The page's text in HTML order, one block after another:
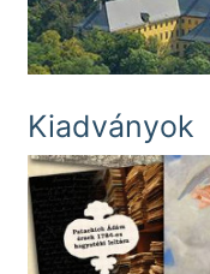
Kiadványok